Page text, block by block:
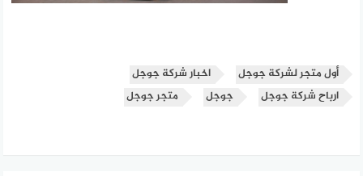
أول متجر لشركة جوجل
اخبار شركة جوجل
ارباح شركة جوجل
جوجل متجر جوجل